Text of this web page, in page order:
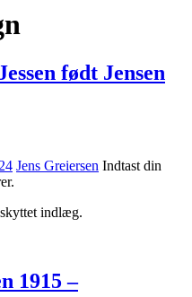
født Jensen
Jens Greiersen Indtast din
indlæg.
1915 –